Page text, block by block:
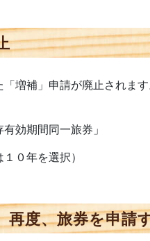
増補」申請が廃止されま
効期間同一旅券」
０年を選択）
度、旅券を申請